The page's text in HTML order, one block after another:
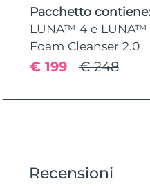
Pacchetto contiene:
LUNA™ 4 e
Foam Cleanser 2.0
€ 248
€ 199